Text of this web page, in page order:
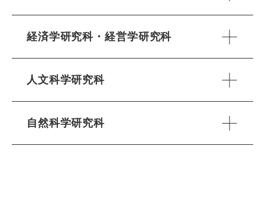
経済学研究科・経営学研究科
人文科学研究科
自然科学研究科